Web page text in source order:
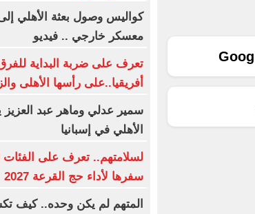
كواليس وصول بعثة الأهلي إلى
معسكر خارجي .. فيديو
تعرف على ضربة البداية
أفريقيا..على رأسها الأهلى
سمير عدلي وماهر عبد العزيز
الأهلي في إسبانيا
لسلامتهم.. تعرف على الفئات
سفرها لأداء حج القرعة 2027
المتهم لم يكن وحده.. كيف